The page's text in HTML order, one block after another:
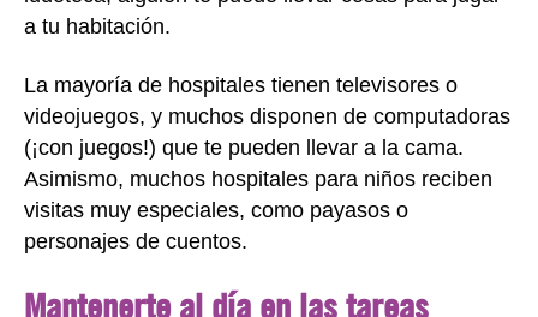
a tu habitación.
La mayoría de hospitales tienen televisores o
videojuegos, y muchos disponen de computadoras
(¡con juegos!) que te pueden llevar a la cama.
Asimismo, muchos hospitales para niños reciben
visitas muy especiales, como payasos o
personajes de cuentos.
Mantenerte al día en las tareas